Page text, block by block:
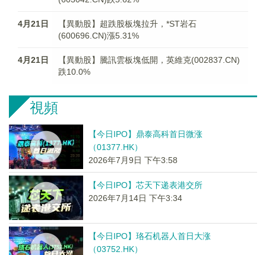
4月21日
【異動股】超跌股板塊拉升，*ST岩石
(600696.CN)漲5.31%
4月21日
【異動股】騰訊雲板塊低開，英維克(002837.CN)
跌10.0%
視頻
【今日IPO】鼎泰高科首日微涨
（01377.HK）
2026年7月9日 下午3:58
【今日IPO】芯天下递表港交所
2026年7月14日 下午3:34
【今日IPO】珞石机器人首日大涨
（03752.HK）